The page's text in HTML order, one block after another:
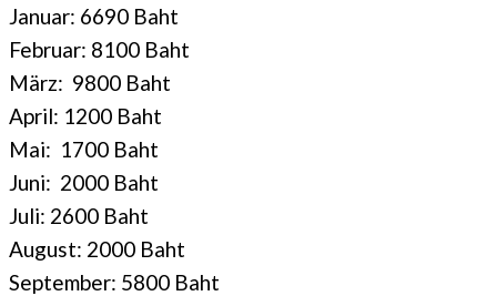
Januar: 6690 Baht
Februar: 8100 Baht
März: 9800 Baht
April: 1200 Baht
Mai: 1700 Baht
Juni: 2000 Baht
Juli: 2600 Baht
August: 2000 Baht
September: 5800 Baht